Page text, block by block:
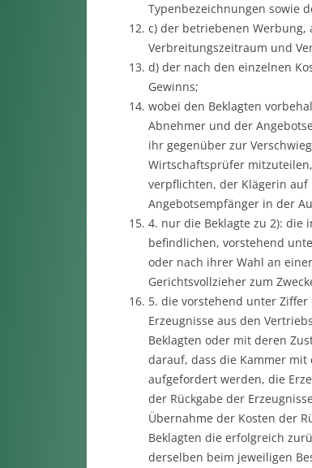
Typenbezeichnungen sowie
c) der betriebenen Werbung,
Verbreitungszeitraum und
d) der nach den einzelnen
Gewinns;
wobei den Beklagten
Abnehmer und der
ihr gegenüber zur
Wirtschaftsprüfer
verpflichten, der Klägerin
Angebotsempfänger in der
4. nur die Beklagte zu 2):
befindlichen, vorstehend
oder nach ihrer Wahl an
Gerichtsvollzieher zum
5. die vorstehend unter
Erzeugnisse aus den
Beklagten oder mit deren
darauf, dass die Kammer
aufgefordert werden, die
der Rückgabe der
Übernahme der Kosten der
Beklagten die erfolgreich
derselben beim jeweiligen